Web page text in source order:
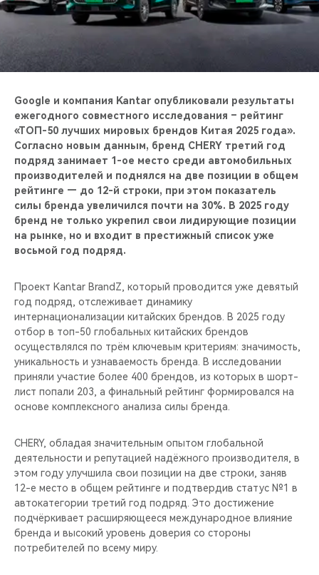
НАШИ МЕРОПРИЯТИЯ
CHERY ДЛЯ ДЕТЕЙ
Google и компания Kantar опубликовали результаты
ежегодного совместного исследования – рейтинг
«ТОП-50 лучших мировых брендов Китая 2025 года».
Согласно новым данным, бренд CHERY третий год
подряд занимает 1-ое место среди автомобильных
производителей и поднялся на две позиции в общем
рейтинге — до 12-й строки, при этом показатель
силы бренда увеличился почти на 30%. В 2025 году
бренд не только укрепил свои лидирующие позиции
на рынке, но и входит в престижный список уже
восьмой год подряд.
Проект Kantar BrandZ, который проводится уже девятый
год подряд, отслеживает динамику
интернационализации китайских брендов. В 2025 году
отбор в топ-50 глобальных китайских брендов
осуществлялся по трём ключевым критериям: значимость,
уникальность и узнаваемость бренда. В исследовании
приняли участие более 400 брендов, из которых в шорт-
лист попали 203, а финальный рейтинг формировался на
основе комплексного анализа силы бренда.
CHERY, обладая значительным опытом глобальной
деятельности и репутацией надёжного производителя, в
этом году улучшила свои позиции на две строки, заняв
12-е место в общем рейтинге и подтвердив статус №1 в
автокатегории третий год подряд. Это достижение
подчёркивает расширяющееся международное влияние
бренда и высокий уровень доверия со стороны
потребителей по всему миру.